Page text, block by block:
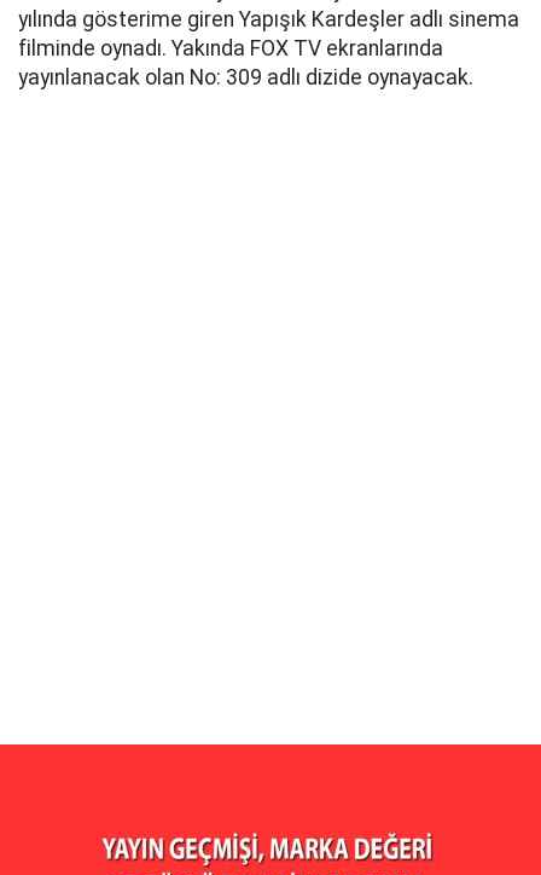
yılında gösterime giren Yapışık Kardeşler adlı sinema
filminde oynadı. Yakında FOX TV ekranlarında
yayınlanacak olan No: 309 adlı dizide oynayacak.